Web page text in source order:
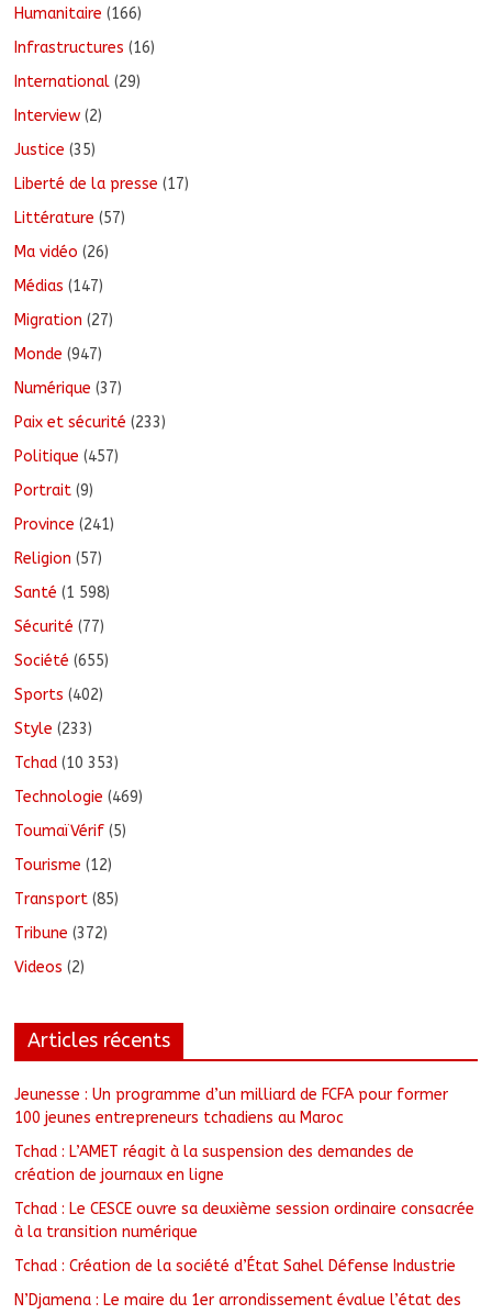
Humanitaire (166)
Infrastructures (16)
International (29)
Interview (2)
Justice (35)
Liberté de la presse (17)
Littérature (57)
Ma vidéo (26)
Médias (147)
Migration (27)
Monde (947)
Numérique (37)
Paix et sécurité (233)
Politique (457)
Portrait (9)
Province (241)
Religion (57)
Santé (1 598)
Sécurité (77)
Société (655)
Sports (402)
Style (233)
Tchad (10 353)
Technologie (469)
ToumaïVérif (5)
Tourisme (12)
Transport (85)
Tribune (372)
Videos (2)
Articles récents
Jeunesse : Un programme d’un milliard de FCFA pour former
100 jeunes entrepreneurs tchadiens au Maroc
Tchad : L’AMET réagit à la suspension des demandes de
création de journaux en ligne
Tchad : Le CESCE ouvre sa deuxième session ordinaire consacrée
à la transition numérique
Tchad : Création de la société d’État Sahel Défense Industrie
N’Djamena : Le maire du 1er arrondissement évalue l’état des